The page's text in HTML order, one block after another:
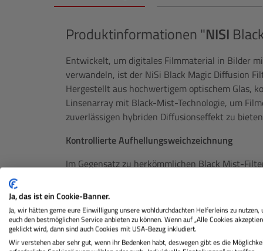
Produktinformationen "NISI
Entwickelt, um digitales Filmmaterial in Bilder
verwandeln, ist der NiSi Black Magic Diffusion
Hergestellt aus hochwertigem optischem Glas,
Linsenarray mit Black-Mist-Technologie, um
zuverlässigen hybriden Diffusionseffekt zu
Kontrollierte Aufhellungsweichzeichnung
Im Gegensatz zu herkömmlichen Black Mist-
führen können, mildert der NiSi Black Magic
gleichzeitig die Klarheit. Dieser kontrollierte
Detailverlust und ist somit ideal für
Verbesserte Hauttöne
Ja, das ist ein Cookie-Banner.
Ja, wir hätten gerne eure Einwilligung unsere wohldurchdachten Helferleins zu nutzen,
euch den bestmöglichen Service anbieten zu können. Wenn auf „Alle Cookies
geklickt wird, dann sind auch Cookies mit USA-Bezug inkludiert.
Wir verstehen aber sehr gut, wenn ihr Bedenken habt, deswegen gibt es die